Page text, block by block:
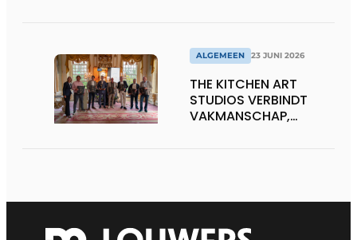
ALGEMEEN 23 JUNI 2026
THE KITCHEN ART
STUDIOS VERBINDT
VAKMANSCHAP,